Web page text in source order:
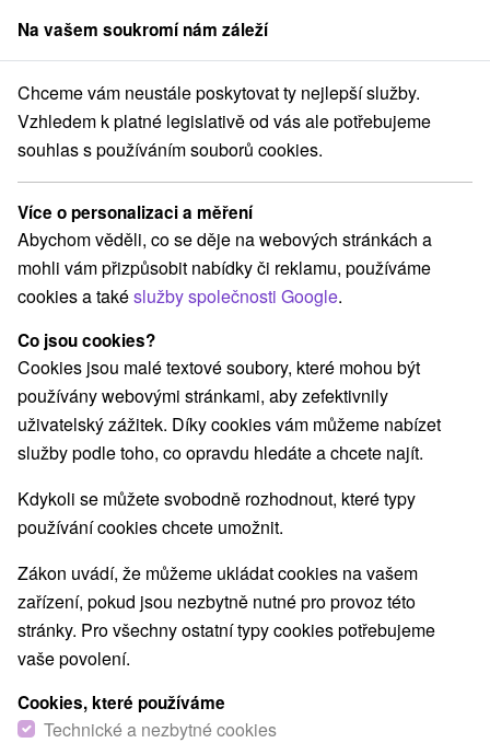
člen skupinySorger
Slovensku Východné Slovensko Prešovský kraj Štrbské Pleso
Hotely na Východnom Slovensku
Štrbské Pleso
Kategorie
Všechny kategorie
Hotely na Slovensku
Apartmány(12) Chaty na prenájom
Ubytovne(1)
Vyberte lokalitu nebo termín
VŠECHNY NEJLEVNĚJŠÍ NEJDRAŽŠÍ
Na vašem soukromí nám záleží
Chceme vám neustále poskytovat ty nejlepší služby.
Vzhledem k platné legislativě od vás ale potřebujeme
souhlas s používáním souborů cookies.
Více o personalizaci a měření
Abychom věděli, co se děje na webových stránkách a
mohli vám přizpůsobit nabídky či reklamu, používáme
cookies a takéslužby společnosti Google.
Co jsou cookies?
Cookies jsou malé textové soubory, které mohou být
používány webovými stránkami, aby zefektivnily
uživatelský zážitek. Díky cookies vám můžeme nabízet
služby podle toho, co opravdu hledáte a chcete najít.
Kdykoli se můžete svobodně rozhodnout, které typy
používání cookies chcete umožnit.
Zákon uvádí, že můžeme ukládat cookies na vašem
zařízení, pokud jsou nezbytně nutné pro provoz této
stránky. Pro všechny ostatní typy cookies potřebujeme
vaše povolení.
Cookies, které používáme
Technické a nezbytné cookies